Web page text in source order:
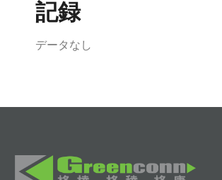
記録
データなし